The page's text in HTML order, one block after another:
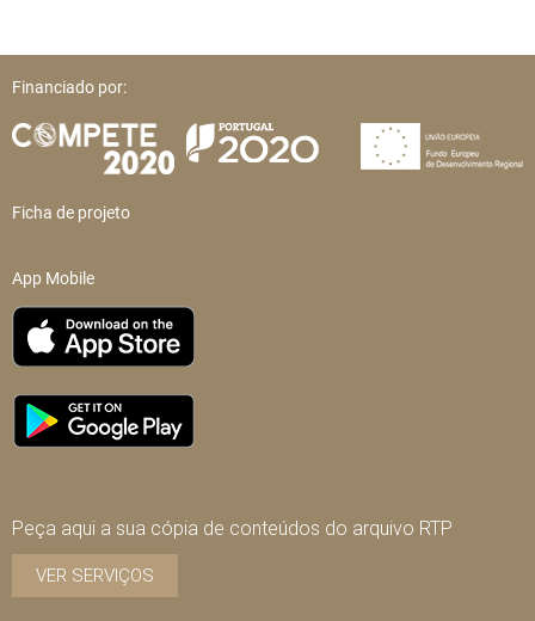
Financiado por:
Ficha de projeto
App Mobile
Peça aqui a sua cópia de conteúdos do arquivo RTP
VER SERVIÇOS